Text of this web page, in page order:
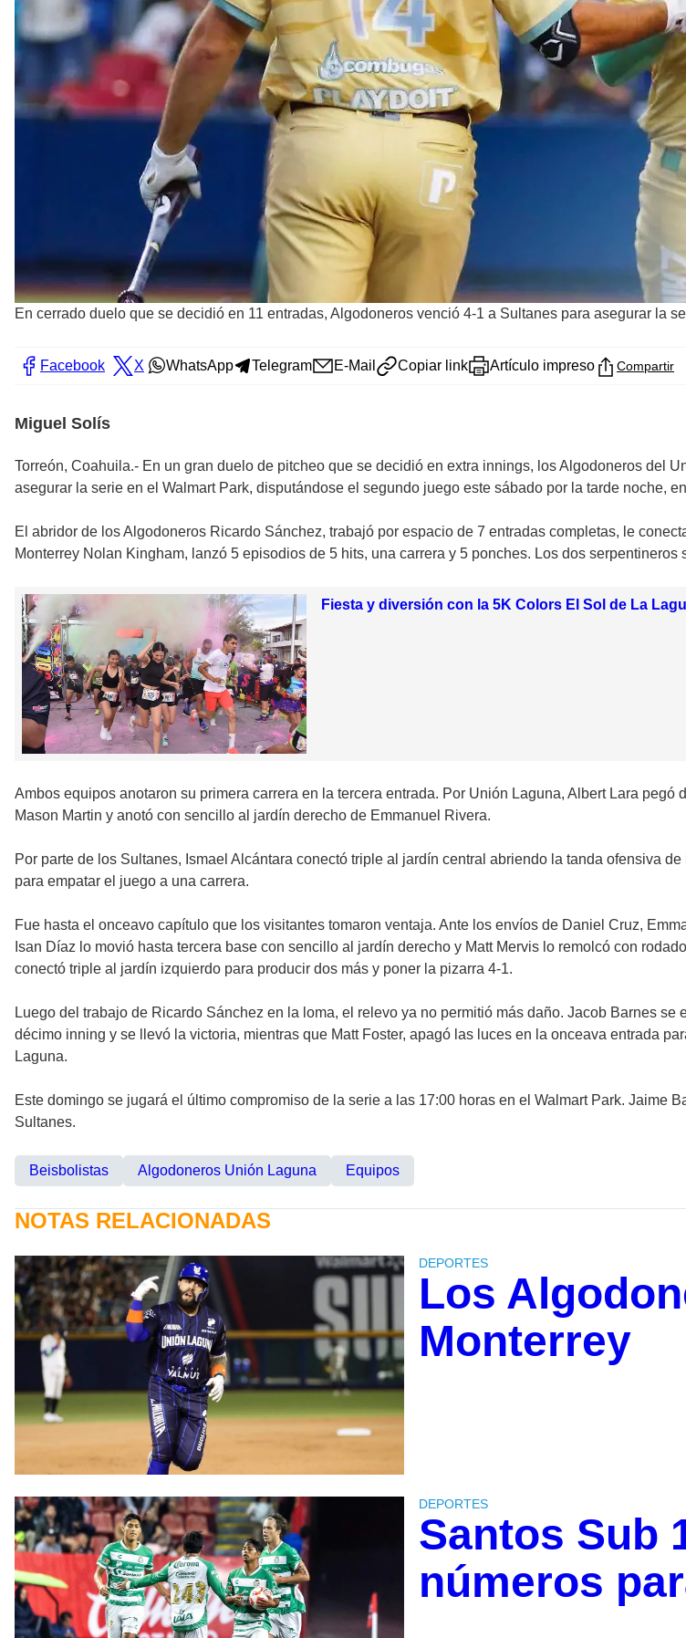
En cerrado duelo que se decidió en 11 entradas, Algodoneros venció 4-1 a Sultanes para asegurar la
Facebook X WhatsApp Telegram E-Mail Copiar link Artículo impreso Compartir
Miguel Solís
Torreón, Coahuila.- En un gran duelo de pitcheo que se decidió en extra innings, los Algodoneros del
asegurar la serie en el Walmart Park, disputándose el segundo juego este sábado por la tarde noche,
El abridor de los Algodoneros Ricardo Sánchez, trabajó por espacio de 7 entradas completas, le
Monterrey Nolan Kingham, lanzó 5 episodios de 5 hits, una carrera y 5 ponches. Los dos serpentineros
Fiesta y diversión con la 5K Colors El Sol de La
Ambos equipos anotaron su primera carrera en la tercera entrada. Por Unión Laguna, Albert Lara
Mason Martin y anotó con sencillo al jardín derecho de Emmanuel Rivera.
Por parte de los Sultanes, Ismael Alcántara conectó triple al jardín central abriendo la tanda ofensiva
para empatar el juego a una carrera.
Fue hasta el onceavo capítulo que los visitantes tomaron ventaja. Ante los envíos de Daniel Cruz,
Isan Díaz lo movió hasta tercera base con sencillo al jardín derecho y Matt Mervis lo remolcó con
conectó triple al jardín izquierdo para producir dos más y poner la pizarra 4-1.
Luego del trabajo de Ricardo Sánchez en la loma, el relevo ya no permitió más daño. Jacob Barnes
décimo inning y se llevó la victoria, mientras que Matt Foster, apagó las luces en la onceava entrada
Laguna.
Este domingo se jugará el último compromiso de la serie a las 17:00 horas en el Walmart Park. Jaime
Sultanes.
Beisbolistas Algodoneros Unión Laguna Equipos
NOTAS RELACIONADAS
DEPORTES
Los
Monterrey
DEPORTES
Santos Sub
números